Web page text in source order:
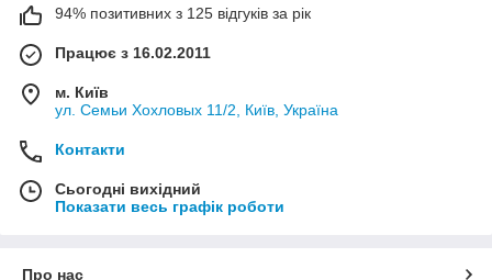
94% позитивних з 125 відгуків за рік
Працює з 16.02.2011
м. Київ
ул. Семьи Хохловых 11/2, Київ, Україна
Контакти
Сьогодні вихідний
Показати весь графік роботи
Про нас